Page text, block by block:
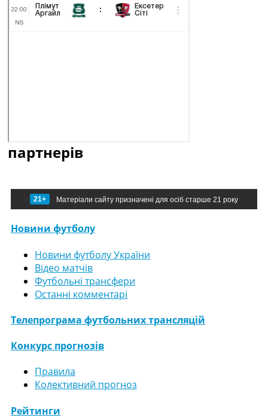
партнерів
21+ Матеріали сайту призначені для осіб старше 21 року
Новини футболу
Новини футболу України
Відео матчів
Футбольні трансфери
Останні комментарі
Телепрограма футбольних трансляцій
Конкурс прогнозів
Правила
Колективний прогноз
Рейтинги